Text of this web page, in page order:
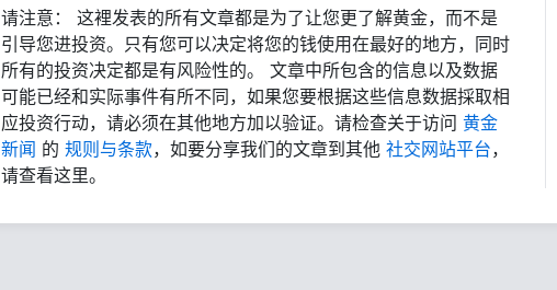
请注意： 这裡发表的所有文章都是为了让您更了解黄金，而不是
引导您进投资。只有您可以决定将您的钱使用在最好的地方，同时
所有的投资决定都是有风险性的。 文章中所包含的信息以及数据
可能已经和实际事件有所不同，如果您要根据这些信息数据採取相
应投资行动，请必须在其他地方加以验证。请检查关于访问 黄金
新闻 的 规则与条款，如要分享我们的文章到其他 社交网站平台，
请查看这里。